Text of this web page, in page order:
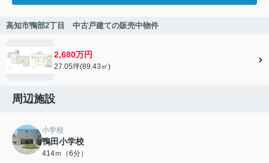
高知市鴨部2丁目 中古戸建ての販売中物件
2,680万円
27.05坪(89.43㎡)
周辺施設
小学校
鴨田小学校
414ｍ（6分）